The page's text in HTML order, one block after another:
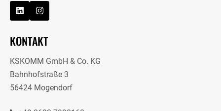
KONTAKT
KSKOMM GmbH & Co. KG
Bahnhofstraße 3
56424 Mogendorf